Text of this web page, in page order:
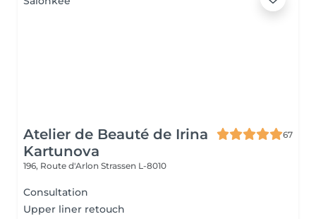
Atelier de Beauté de Irina
Kartunova
67
196, Route d'Arlon Strassen L-8010
Consultation
Upper liner retouch